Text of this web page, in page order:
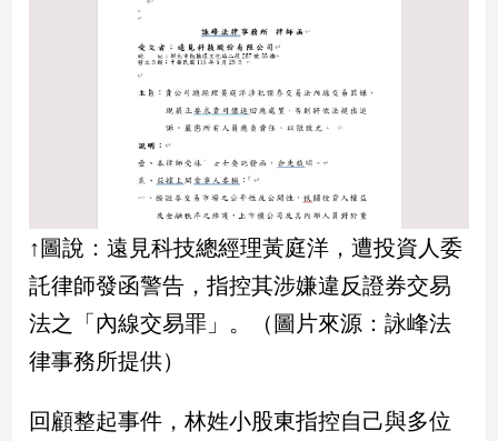
點
兩
岸/
國
際
會/
地
↑圖說：遠見科技總經理黃庭洋，遭投資人委
託律師發函警告，指控其涉嫌違反證券交易
法之「內線交易罪」。（圖片來源：詠峰法
律事務所提供）
回顧整起事件，林姓小股東指控自己與多位